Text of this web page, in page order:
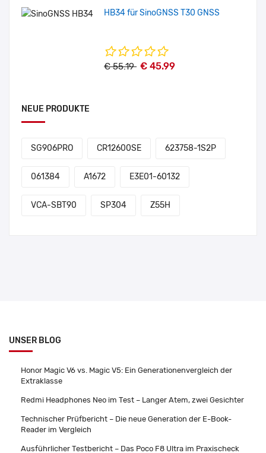
HB34 für SinoGNSS T30 GNSS
€ 55.19 € 45.99
NEUE PRODUKTE
SG906PRO CR12600SE 623758-1S2P
061384 A1672 E3E01-60132
VCA-SBT90 SP304 Z55H
UNSER BLOG
Honor Magic V6 vs. Magic V5: Ein Generationenvergleich der
Extraklasse
Redmi Headphones Neo im Test – Langer Atem, zwei Gesichter
Technischer Prüfbericht – Die neue Generation der E-Book-
Reader im Vergleich
Ausführlicher Testbericht – Das Poco F8 Ultra im Praxischeck